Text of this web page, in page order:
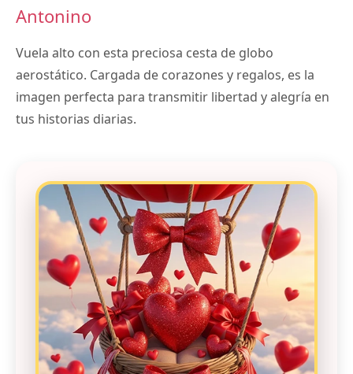
Antonino
Vuela alto con esta preciosa cesta de globo
aerostático. Cargada de corazones y regalos, es la
imagen perfecta para transmitir libertad y alegría en
tus historias diarias.